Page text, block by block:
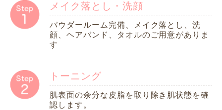
メイク落とし・洗顔
パウダールーム完備、メイク落とし、洗
顔、ヘアバンド、タオルのご用意がありま
す
トーニング
肌表面の余分な皮脂を取り除き肌状態を確
認します。